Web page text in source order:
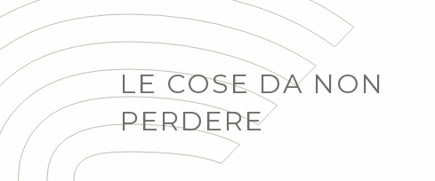
LE COSE DA NON
PERDERE